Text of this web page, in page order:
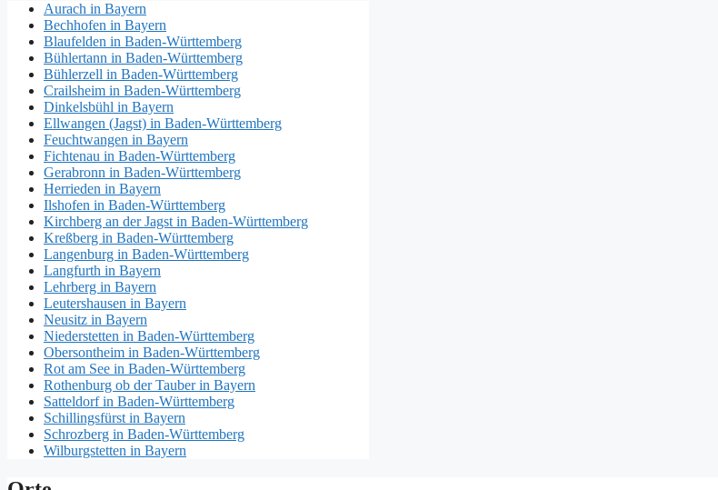
Aurach in Bayern
Bechhofen in Bayern
Blaufelden in Baden-Württemberg
Bühlertann in Baden-Württemberg
Bühlerzell in Baden-Württemberg
Crailsheim in Baden-Württemberg
Dinkelsbühl in Bayern
Ellwangen (Jagst) in Baden-Württemberg
Feuchtwangen in Bayern
Fichtenau in Baden-Württemberg
Gerabronn in Baden-Württemberg
Herrieden in Bayern
Ilshofen in Baden-Württemberg
Kirchberg an der Jagst in Baden-Württemberg
Kreßberg in Baden-Württemberg
Langenburg in Baden-Württemberg
Langfurth in Bayern
Lehrberg in Bayern
Leutershausen in Bayern
Neusitz in Bayern
Niederstetten in Baden-Württemberg
Obersontheim in Baden-Württemberg
Rot am See in Baden-Württemberg
Rothenburg ob der Tauber in Bayern
Satteldorf in Baden-Württemberg
Schillingsfürst in Bayern
Schrozberg in Baden-Württemberg
Wilburgstetten in Bayern